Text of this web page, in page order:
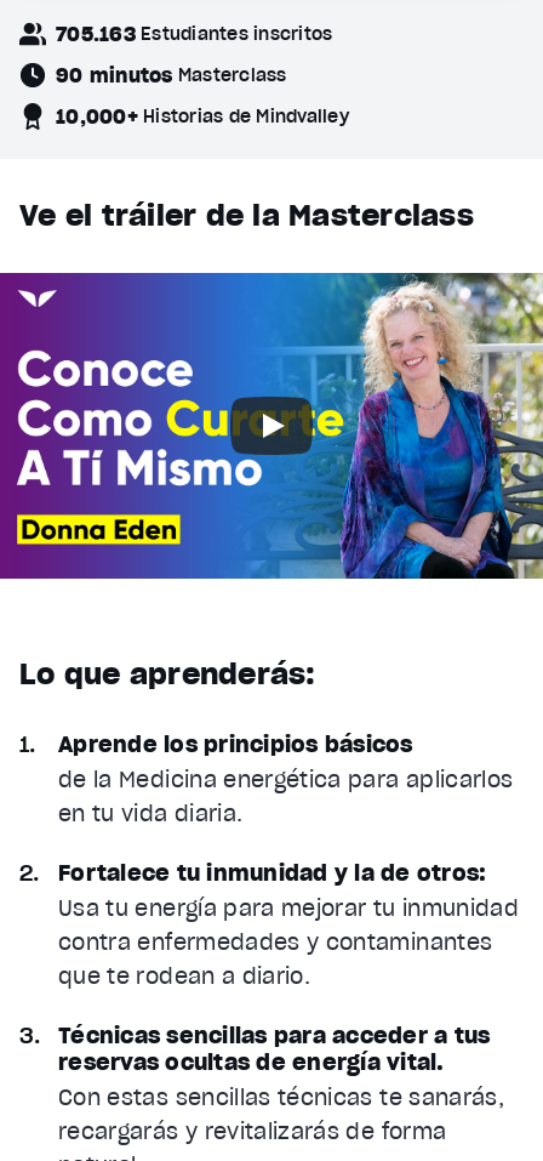
705.163 Estudiantes inscritos
90 minutos Masterclass
10,000+ Historias de Mindvalley
Ve el tráiler de la Masterclass
Lo que aprenderás:
Aprende los principios básicos
de la Medicina energética para aplicarlos
en tu vida diaria.
Fortalece tu inmunidad y la de otros:
Usa tu energía para mejorar tu inmunidad
contra enfermedades y contaminantes
que te rodean a diario.
Técnicas sencillas para acceder a tus
reservas ocultas de energía vital.
Con estas sencillas técnicas te sanarás,
recargarás y revitalizarás de forma